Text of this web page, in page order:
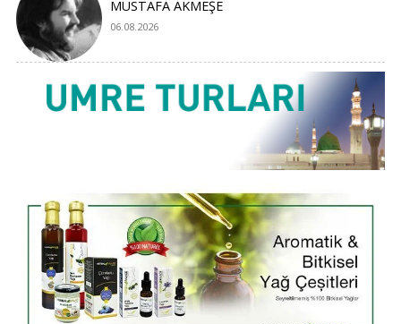
MUSTAFA AKMEŞE
06.08.2026